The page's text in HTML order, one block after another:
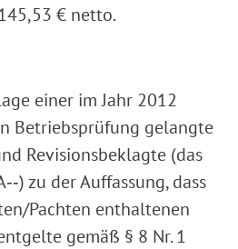
€ netto.
einer im Jahr 2012
Betriebsprüfung gelangte
Revisionsbeklagte (das
zu der Auffassung, dass
Pachten enthaltenen
gemäß § 8 Nr. 1